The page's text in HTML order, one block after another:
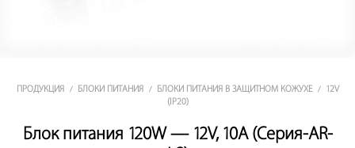
ПРОДУКЦИЯ / БЛОКИ ПИТАНИЯ / БЛОКИ ПИТАНИЯ В ЗАЩИТНОМ КОЖУХЕ /
12V
(IP20)
Блок питания 120W — 12V, 10A (Серия-AR-